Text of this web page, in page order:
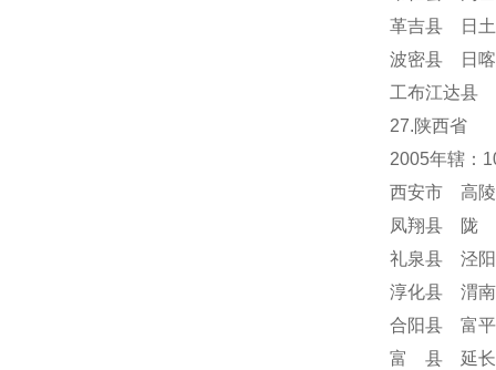
革吉县 日
波密县 日
工布江达县
27.陕西省
2005年辖：
西安市 高
凤翔县 陇
礼泉县 泾
淳化县 渭
合阳县 富
富 县 延长